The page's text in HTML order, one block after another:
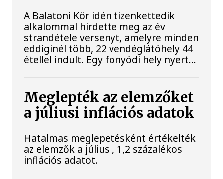
A Balatoni Kör idén tizenkettedik
alkalommal hirdette meg az év
strandétele versenyt, amelyre minden
eddiginél több, 22 vendéglátóhely 44
étellel indult. Egy fonyódi hely nyert...
Meglepték az elemzőket
a júliusi inflációs adatok
Hatalmas meglepetésként értékelték
az elemzők a júliusi, 1,2 százalékos
inflációs adatot.